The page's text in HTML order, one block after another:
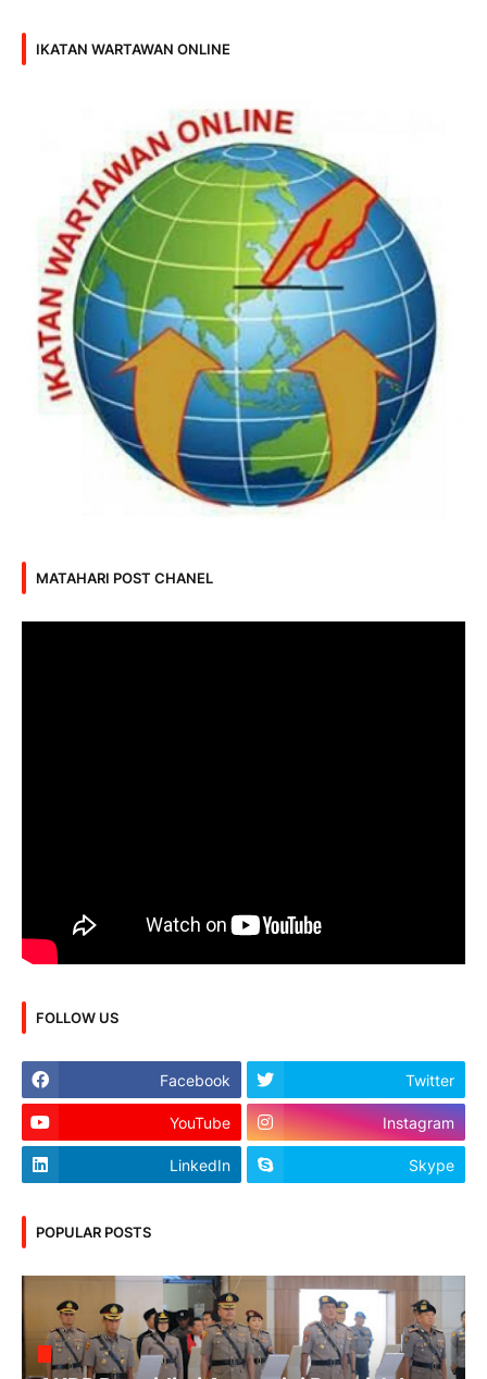
IKATAN WARTAWAN ONLINE
MATAHARI POST CHANEL
FOLLOW US
Facebook Twitter
YouTube Instagram
LinkedIn Skype
POPULAR POSTS